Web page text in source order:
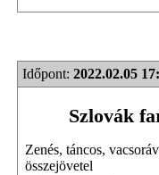
Időpont: 2022.02.05
Szlovák
Zenés, táncos,
összejövetel